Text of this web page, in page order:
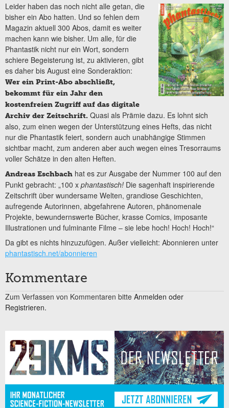
Leider haben das noch nicht alle getan, die
bisher ein Abo hatten. Und so fehlen dem
Magazin aktuell 300 Abos, damit es weiter
machen kann wie bisher. Um alle, für die
Phantastik nicht nur ein Wort, sondern
schiere Begeisterung ist, zu aktivieren, gibt
es daher bis August eine Sonderaktion:
Wer ein Print-Abo abschließt,
bekommt für ein Jahr den
kostenfreien Zugriff auf das digitale
Archiv der Zeitschrift. Quasi als Prämie dazu. Es lohnt sich
also, zum einen wegen der Unterstützung eines Hefts, das nicht
nur die Phantastik feiert, sondern auch unabhängige Stimmen
sichtbar macht, zum anderen aber auch wegen eines Tresorraums
voller Schätze in den alten Heften.
Andreas Eschbach hat es zur Ausgabe der Nummer 100 auf den
Punkt gebracht: „100 x phantastisch! Die sagenhaft inspirierende
Zeitschrift über wundersame Welten, grandiose Geschichten,
aufregende Autorinnen, abgefahrene Autoren, phänomenale
Projekte, bewundernswerte Bücher, krasse Comics, imposante
Illustrationen und fulminante Filme – sie lebe hoch! Hoch! Hoch!“
Da gibt es nichts hinzuzufügen. Außer vielleicht: Abonnieren unter
phantastisch.net/abonnieren
Kommentare
Zum Verfassen von Kommentaren bitte Anmelden oder
Registrieren.